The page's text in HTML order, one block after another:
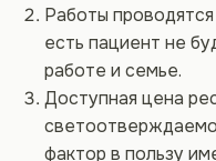
Работы
есть пациент не
работе и семье.
Доступная цена
фактор в пользу